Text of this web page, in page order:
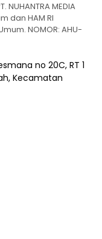
MEDIA
dan HAM RI
NOMOR: AHU-
no 20C, RT 1
Kecamatan